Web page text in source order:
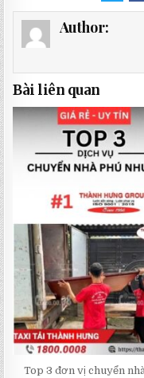
Author:
Bài liên quan
Top 3 đơn vị chuyển